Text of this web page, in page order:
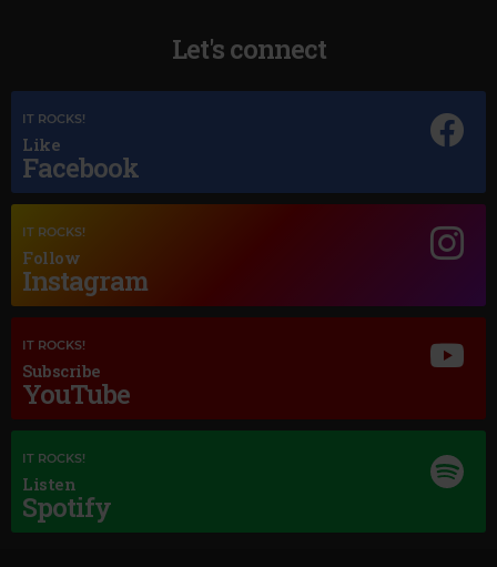
DUKE ELLINGTON
Let's connect
IT ROCKS!
Like
Facebook
IT ROCKS!
Follow
Instagram
IT ROCKS!
Subscribe
YouTube
IT ROCKS!
Listen
Spotify